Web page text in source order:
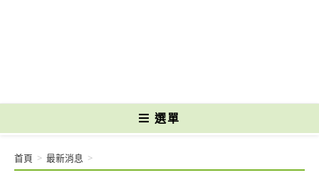
選單
首頁 > 最新消息 >